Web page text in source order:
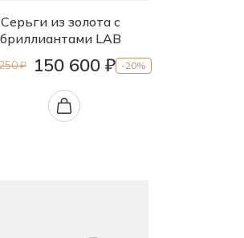
Серьги из золота с
бриллиантами LAB
₽ 150 600 ₽ -20%